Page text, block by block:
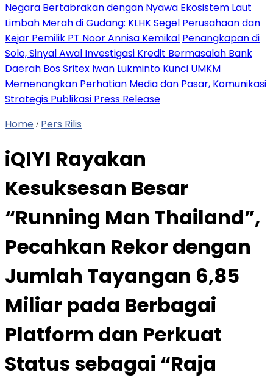
Negara Bertabrakan dengan Nyawa Ekosistem Laut
Limbah Merah di Gudang: KLHK Segel Perusahaan dan
Kejar Pemilik PT Noor Annisa Kemikal Penangkapan di
Solo, Sinyal Awal Investigasi Kredit Bermasalah Bank
Daerah Bos Sritex Iwan Lukminto Kunci UMKM
Memenangkan Perhatian Media dan Pasar, Komunikasi
Strategis Publikasi Press Release
Home / Pers Rilis
iQIYI Rayakan
Kesuksesan Besar
“Running Man Thailand”,
Pecahkan Rekor dengan
Jumlah Tayangan 6,85
Miliar pada Berbagai
Platform dan Perkuat
Status sebagai “Raja